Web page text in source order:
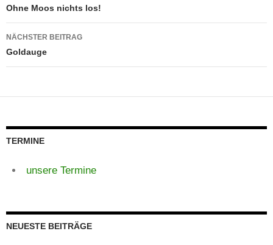
Ohne Moos nichts los!
NÄCHSTER BEITRAG
Goldauge
TERMINE
unsere Termine
NEUESTE BEITRÄGE